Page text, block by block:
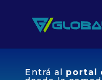
Entrá al portal